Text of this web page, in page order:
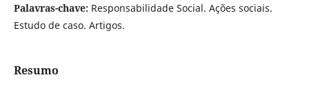
Palavras-chave: Responsabilidade Social. Ações sociais.
Estudo de caso. Artigos.
Resumo